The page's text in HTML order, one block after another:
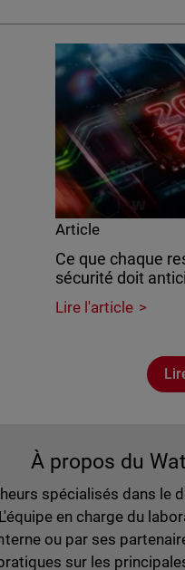
Article
Ce que chaque
sécurité doit
Lire l'article
À propos du
spécialisés dans
en charge du
ou par ses
sur les